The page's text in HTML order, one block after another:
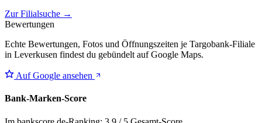
Zur Filialsuche →
Bewertungen
Echte Bewertungen, Fotos und Öffnungszeiten je Targobank-Filiale
in Leverkusen findest du gebündelt auf Google Maps.
Auf Google ansehen
Bank-Marken-Score